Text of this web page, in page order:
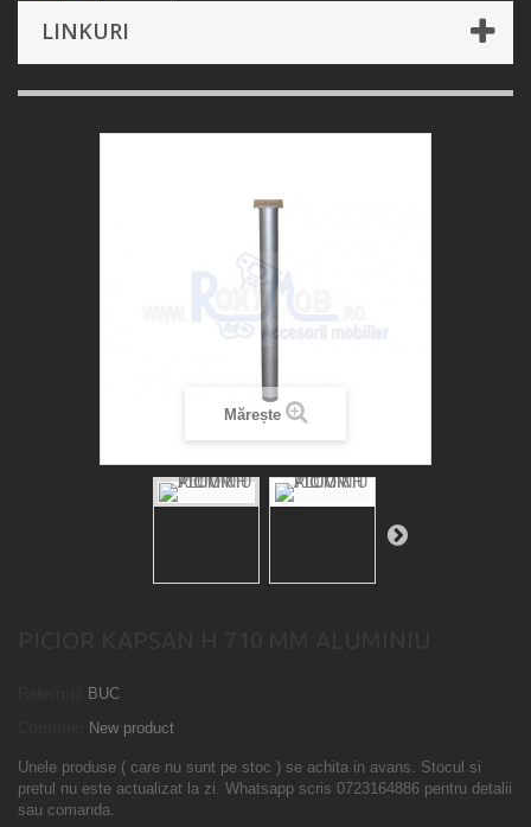
LINKURI
Mărește
BUC
New product
Unele produse ( care nu sunt pe stoc ) se achita in avans. Stocul si
pretul nu este actualizat la zi. Whatsapp scris 0723164886 pentru detalii
sau comanda.